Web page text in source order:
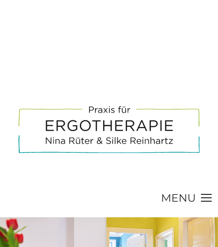
MENU
ÜBER UNS
BEHANDLUNGSSPEKTRUM